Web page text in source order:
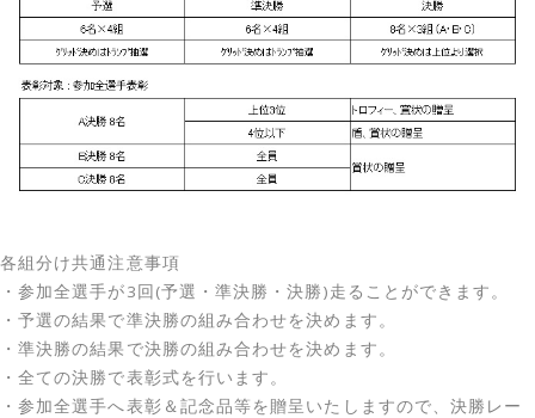
各組分け共通注意事項
・参加全選手が3回(予選・準決勝・決勝)走ることができます。
・予選の結果で準決勝の組み合わせを決めます。
・準決勝の結果で決勝の組み合わせを決めます。
・全ての決勝で表彰式を行います。
・参加全選手へ表彰＆記念品等を贈呈いたしますので、決勝レー